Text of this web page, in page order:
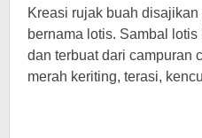
Kreasi rujak buah
bernama lotis. Sambal
dan terbuat dari campuran
merah keriting, terasi,